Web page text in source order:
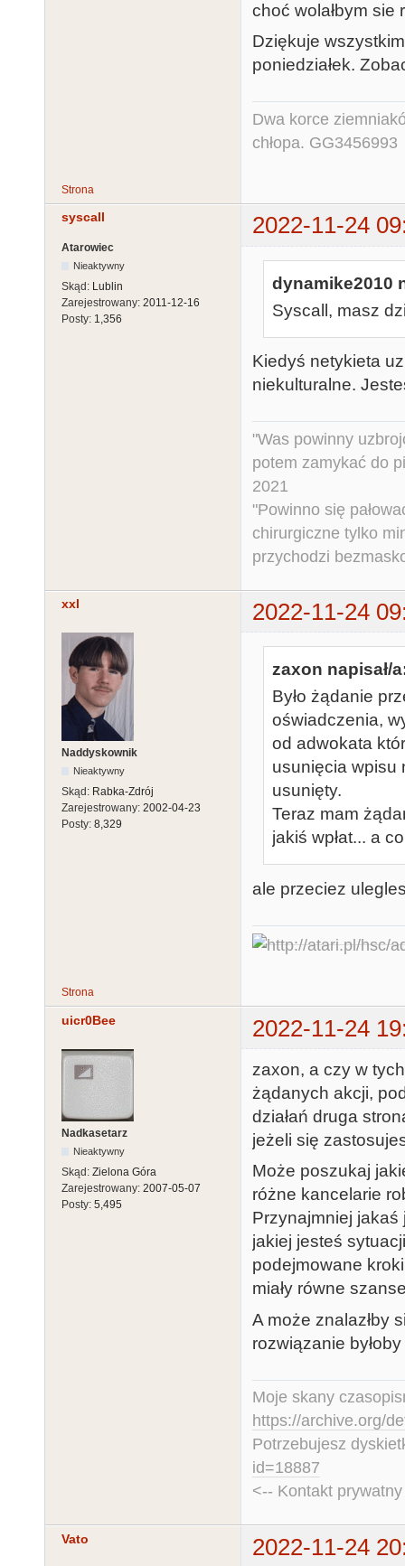
choć wolałbym sie
Dziękuje
poniedziałek.
Dwa korce
chłopa. GG3456993
Strona
syscall 2022-11-24
Atarowiec
Nieaktywny
Skąd: Lublin
Zarejestrowany: 2011-12-16
Posty: 1,356
dynamike2010
Syscall, masz
Kiedyś netykieta
niekulturalne.
"Was powinny
potem zamykać do
2021
"Powinno się
chirurgiczne tylko
przychodzi
xxl 2022-11-24
Naddyskownik
Nieaktywny
Skąd: Rabka-Zdrój
Zarejestrowany: 2002-04-23
Posty: 8,329
zaxon napisał/
Było żądanie
oświadczenia,
od adwokata
usunięcia wpisu
usunięty.
Teraz mam
jakiś wpłat... a
ale przeciez
Strona
uicr0Bee 2022-11-24
Nadkasetarz
Nieaktywny
Skąd: Zielona Góra
Zarejestrowany: 2007-05-07
Posty: 5,495
zaxon, a czy w
żądanych akcji,
działań druga
jeżeli się
Może poszukaj
różne kancelarie
Przynajmniej jakaś
jakiej jesteś
podejmowane
miały równe
A może znalazłby
rozwiązanie
Moje skany
https://archive.org/
Potrzebujesz
id=18887
<-- Kontakt
Vato 2022-11-24